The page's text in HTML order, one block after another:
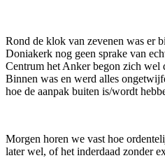
Rond de klok van zevenen was er
Doniakerk nog geen sprake van
Centrum het Anker begon zich wel
Binnen was en werd alles
hoe de aanpak buiten is/wordt
Morgen horen we vast hoe
later wel, of het inderdaad zonder